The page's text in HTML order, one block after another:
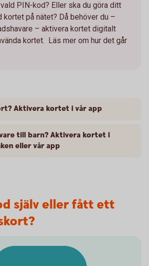
PIN-kod? Eller ska du göra ditt
på nätet? Då behöver du –
– aktivera kortet digitalt
kortet. Läs mer om hur det går
Aktivera kortet i vår app
till barn? Aktivera kortet i
eller vår app
själv eller fått ett